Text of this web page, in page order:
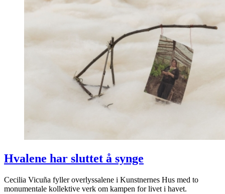
Hvalene har sluttet å synge
Cecilia Vicuña fyller overlyssalene i Kunstnernes Hus med to
monumentale kollektive verk om kampen for livet i havet.